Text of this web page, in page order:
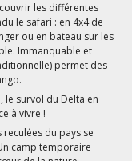
les différentes
le safari : en 4x4 de
ou en bateau sur les
Immanquable et
permet des
le survol du Delta en
à vivre !
reculées du pays se
camp temporaire